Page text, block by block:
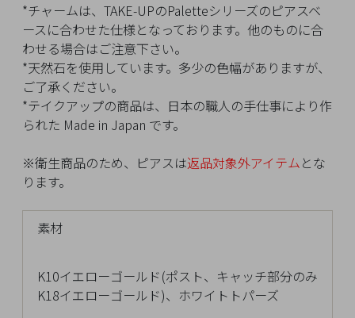
*チャームは、TAKE-UPのPaletteシリーズのピアスベ
ースに合わせた仕様となっております。他のものに合
わせる場合はご注意下さい。
*天然石を使用しています。多少の色幅がありますが、
ご了承ください。
*テイクアップの商品は、日本の職人の手仕事により作
られた Made in Japan です。
※衛生商品のため、ピアスは返品対象外アイテムとな
ります。
素材
K10イエローゴールド(ポスト、キャッチ部分のみ
K18イエローゴールド)、ホワイトトパーズ
お
気
に
入
り
ア
イ
テ
ム